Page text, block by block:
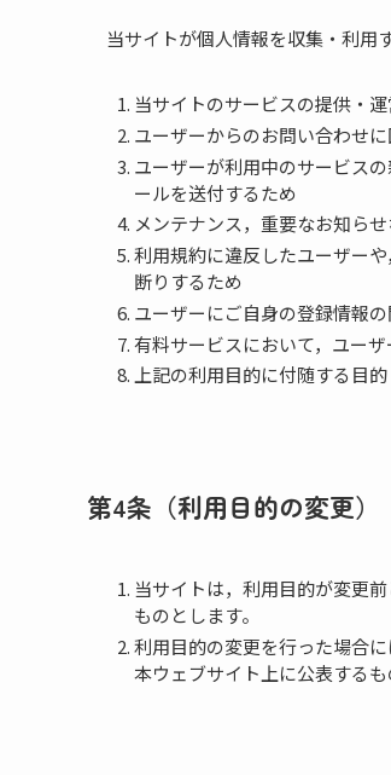
当サイトが個人情報を収集・利用
当サイトのサービスの提供・
ユーザーからのお問い合わせ
ユーザーが利用中のサービス
ールを送付するため
メンテナンス，重要なお知ら
利用規約に違反したユーザー
断りするため
ユーザーにご自身の登録情報
有料サービスにおいて，ユー
上記の利用目的に付随する目的
第4条（利用目的の変更）
当サイトは，利用目的が変更
ものとします。
利用目的の変更を行った場合
本ウェブサイト上に公表するも